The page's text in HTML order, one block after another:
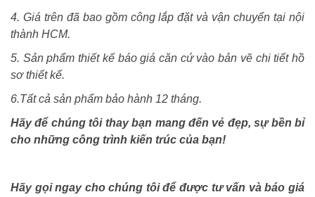
4. Giá trên đã bao gồm công lắp đặt và vận chuyển tại nội
thành HCM.
5. Sản phẩm thiết kế báo giá căn cứ vào bản vẽ chi tiết hồ
sơ thiết kế.
6.Tất cả sản phẩm bảo hành 12 tháng.
Hãy để chúng tôi thay bạn mang đến vẻ đẹp, sự bền bỉ
cho những công trình kiến trúc của bạn!
Hãy gọi ngay cho chúng tôi để được tư vấn và báo giá